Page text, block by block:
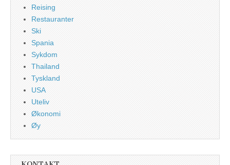
Reising
Restauranter
Ski
Spania
Sykdom
Thailand
Tyskland
USA
Uteliv
Økonomi
Øy